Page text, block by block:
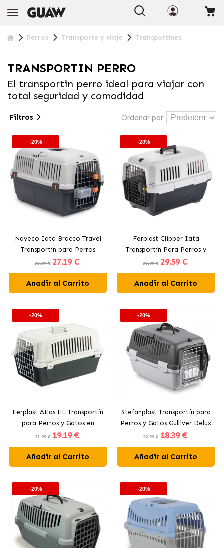
Perros Transporte y viaje Transportines
TRANSPORTIN PERRO
El transportin perro ideal para viajar con
total seguridad y comodidad
Ordenar por
Filtros
-20%
Nayeco Iata Bracco Travel
Transportín para Perros
33.99 € 27.19 €
Añadir al Carrito
-20%
Ferplast Clipper Iata
Transportín Para Perros y
Gatos
36.99 € 29.59 €
Añadir al Carrito
-20%
Ferplast Atlas EL Transportín
para Perros y Gatos en
Colores Surtidos
23.99 € 19.19 €
Añadir al Carrito
-20%
Stefanplast Transportín para
Perros y Gatos Gulliver Delux
22.99 € 18.39 €
Añadir al Carrito
-20% -20%